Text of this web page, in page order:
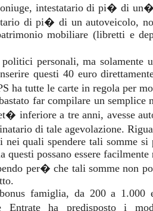
intestatario di pi� di
di pi� di un autoveicolo,
mobiliare (libretti e
personali, ma solamente
questi 40 euro
ha tutte le carte in regola per
far compilare un
inferiore a tre anni, avesse
di tale agevolazione.
nei quali spendere tali somme
questi possano essere
per� che tali somme non
famiglia, da 200 a 1.000
ha predisposto i